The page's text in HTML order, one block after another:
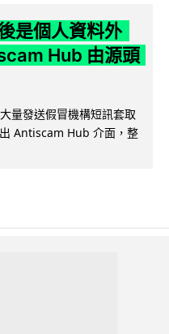
是個人資料外
Hub 由源頭
量發送假冒機構短訊套取
Antiscam Hub 介面，整